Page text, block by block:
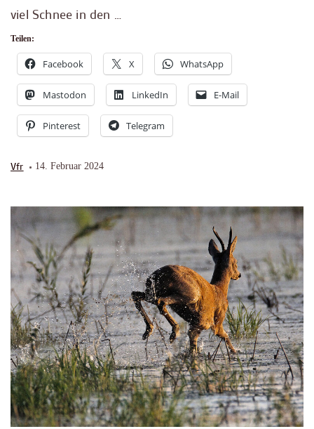
viel Schnee in den …
Teilen:
Facebook X WhatsApp
Mastodon LinkedIn E-Mail
Pinterest Telegram
Vfr 14. Februar 2024